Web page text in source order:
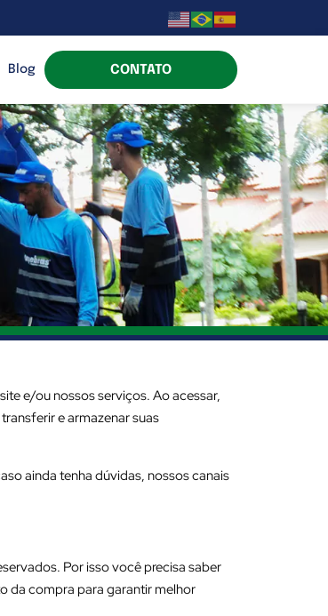
Blog CONTATO
e/ou nossos serviços. Ao acessar,
e armazenar suas
ainda tenha dúvidas, nossos canais
Por isso você precisa saber
da compra para garantir melhor